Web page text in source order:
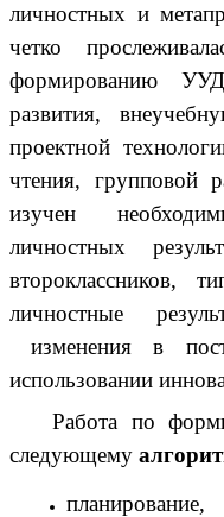
личностных и
четко
формированию
развития,
проектной
чтения, групповой
изучен
личностных
второклассников,
личностные
изменения в
использовании
Работа по
следующему
планирование,